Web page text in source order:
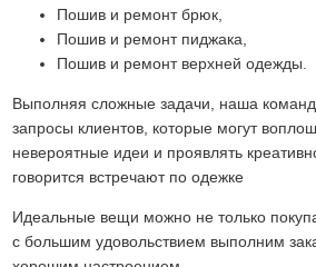
Пошив и ремонт брюк,
Пошив и ремонт пиджака,
Пошив и ремонт верхней одежды.
Выполняя сложные задачи, наша
запросы клиентов, которые могут
невероятные идеи и проявлять
говорится встречают по одежке
Идеальные вещи можно не только
с большим удовольствием выполним